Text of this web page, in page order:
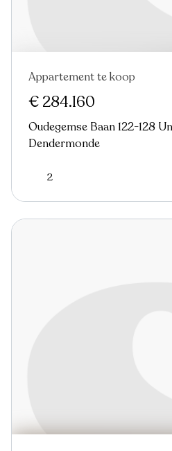
Appartement te koop
€ 284.160
Oudegemse Baan 122-128
Dendermonde
2